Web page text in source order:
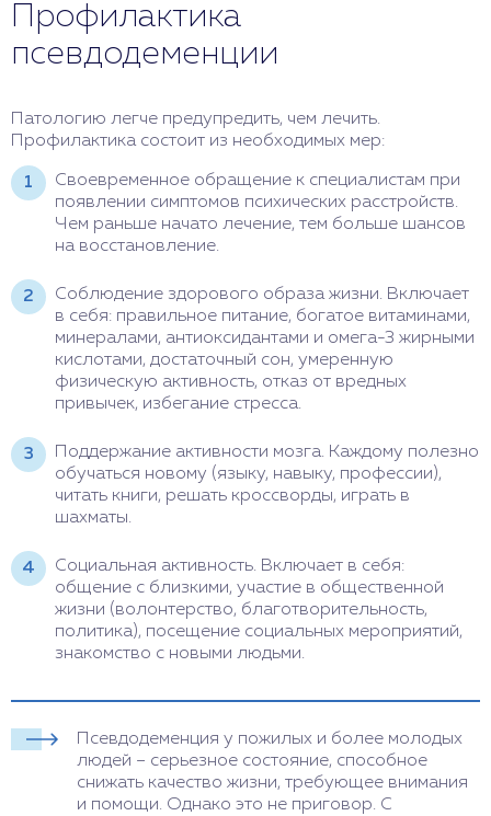
Профилактика
псевдодеменции
Патологию легче предупредить, чем лечить.
Профилактика состоит из необходимых мер:
Своевременное обращение к специалистам при
появлении симптомов психических расстройств.
Чем раньше начато лечение, тем больше шансов
на восстановление.
Соблюдение здорового образа жизни. Включает
в себя: правильное питание, богатое витаминами,
минералами, антиоксидантами и омега-3 жирными
кислотами, достаточный сон, умеренную
физическую активность, отказ от вредных
привычек, избегание стресса.
Поддержание активности мозга. Каждому полезно
обучаться новому (языку, навыку, профессии),
читать книги, решать кроссворды, играть в
шахматы.
Социальная активность. Включает в себя:
общение с близкими, участие в общественной
жизни (волонтерство, благотворительность,
политика), посещение социальных мероприятий,
знакомство с новыми людьми.
Псевдодеменция у пожилых и более молодых
людей – серьезное состояние, способное
снижать качество жизни, требующее внимания
и помощи. Однако это не приговор. С